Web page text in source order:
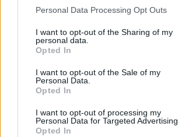
Personal Data Processing Opt Outs
I want to opt-out of the Sharing of my
personal data.
Opted In
I want to opt-out of the Sale of my
Personal Data.
Opted In
I want to opt-out of processing my
Personal Data for Targeted Advertising.
Opted In